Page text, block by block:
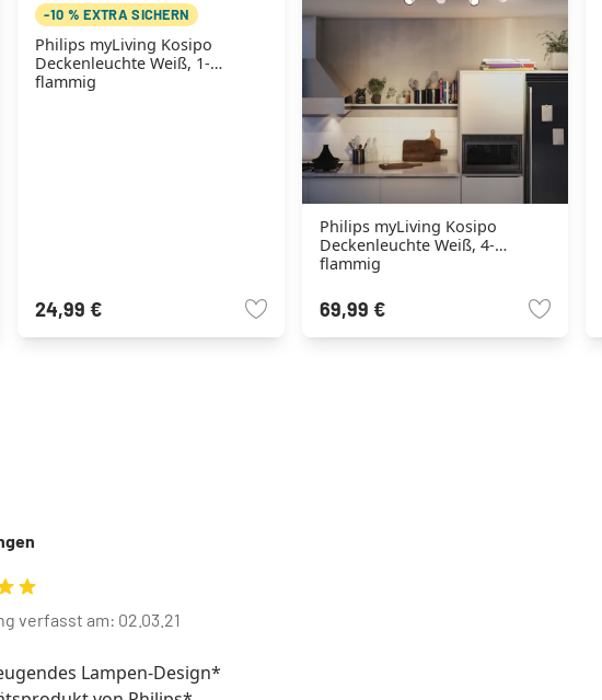
-10 % EXTRA SICHERN
Philips myLiving Kosipo
Deckenleuchte Weiß, 1-
flammig
24,99 €
Philips myLiving Kosipo
Deckenleuchte Weiß, 4-
flammig
69,99 €
verfasst am: 02.03.21
Lampen-Design*